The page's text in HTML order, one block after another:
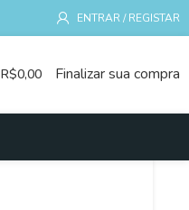
ENTRAR / REGISTAR
R$0,00 Finalizar sua compra